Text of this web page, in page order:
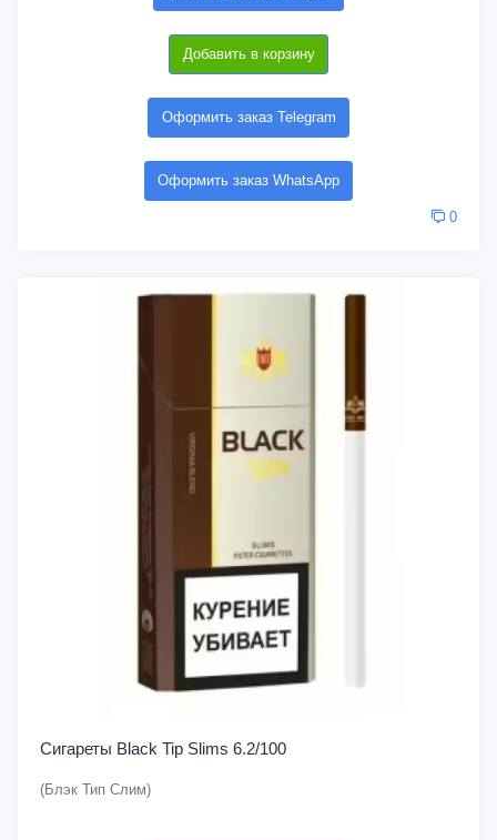
Добавить в корзину
Оформить заказ Telegram
Оформить заказ WhatsApp
0
Сигареты Black Tip Slims 6.2/100
(Блэк Тип Слим)